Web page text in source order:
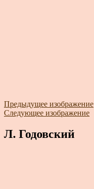
Предыдущее изображение
Следующее изображение
Л. Годовский